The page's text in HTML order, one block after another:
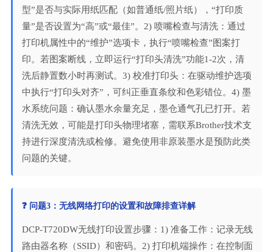
型”是否与实际用纸匹配（如普通纸/照片纸），“打印质
量”是否设置为“高”或“最佳”。2) 喷嘴检查与清洗：通过
打印机属性中的“维护”选项卡，执行“喷嘴检查”图案打
印。若图案断线，立即运行“打印头清洗”功能1-2次，清
洗后静置数小时再测试。3) 校准打印头：在驱动维护选项
中执行“打印头对齐”，可纠正垂直条纹和色彩错位。4) 墨
水系统问题：确认墨水余量充足，墨仓通气孔已打开。若
清洗无效，可能是打印头物理堵塞，需联系Brother技术支
持进行深度清洗或检修。避免使用非原装墨水是预防此类
问题的关键。
❓ 问题3：无线网络打印的设置和故障排查详解
DCP-T720DW无线打印设置步骤：1) 准备工作：记录无线
路由器名称（SSID）和密码。2) 打印机端操作：在控制面